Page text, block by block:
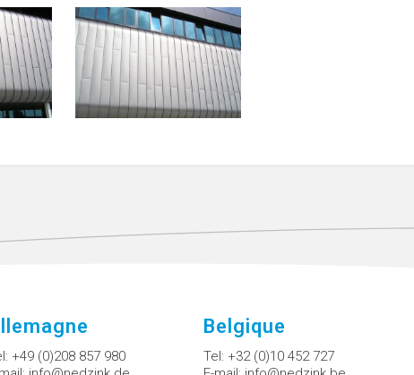
+49 (0)208 857 980
Belgique
Tel: +32 (0)10 452 727